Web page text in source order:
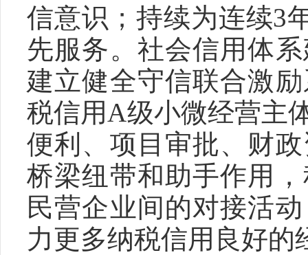
信意识；持续为连续3
先服务。社会信用体
建立健全守信联合激
税信用A级小微经营主
便利、项目审批、财
桥梁纽带和助手作用
民营企业间的对接活
力更多纳税信用良好